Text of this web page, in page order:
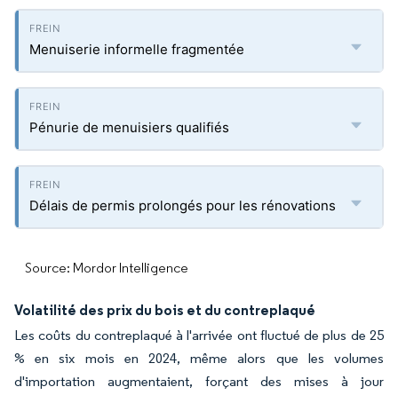
Menuiserie informelle fragmentée
Pénurie de menuisiers qualifiés
Délais de permis prolongés pour les rénovations
Source: Mordor Intelligence
Volatilité des prix du bois et du contreplaqué
Les coûts du contreplaqué à l'arrivée ont fluctué de plus de 25
% en six mois en 2024, même alors que les volumes
d'importation augmentaient, forçant des mises à jour